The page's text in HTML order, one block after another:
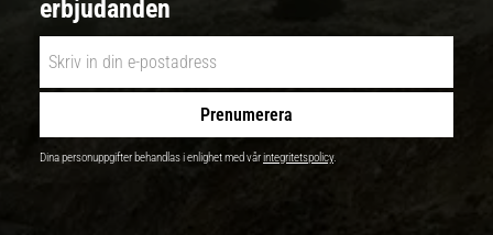
erbjudanden
Prenumerera
Dina personuppgifter behandlas i enlighet med vårintegritetspolicy.